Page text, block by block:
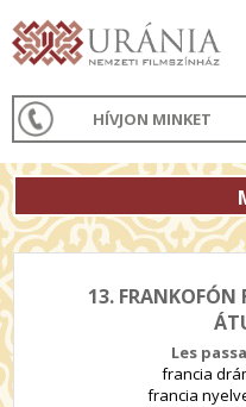
HÍVJON MINKET
13. FRANKOFÓN
Les
francia
francia